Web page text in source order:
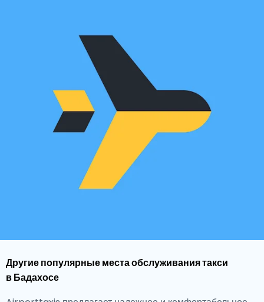
Другие популярные места обслуживания такси
в Бадахосе